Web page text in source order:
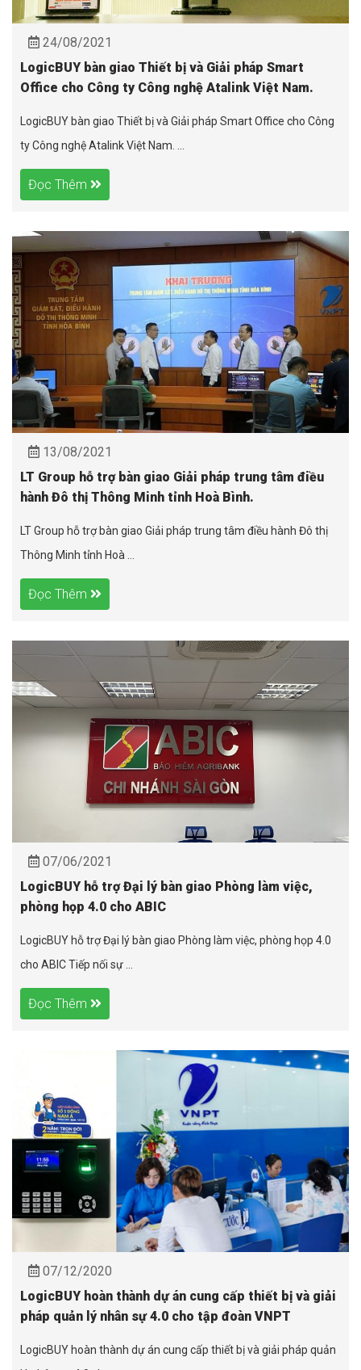
24/08/2021
LogicBUY bàn giao Thiết bị và Giải pháp Smart
Office cho Công ty Công nghệ Atalink Việt Nam.
LogicBUY bàn giao Thiết bị và Giải pháp Smart Office cho Công
ty Công nghệ Atalink Việt Nam. ...
Đọc Thêm
13/08/2021
LT Group hỗ trợ bàn giao Giải pháp trung tâm điều
hành Đô thị Thông Minh tỉnh Hoà Bình.
LT Group hỗ trợ bàn giao Giải pháp trung tâm điều hành Đô thị
Thông Minh tỉnh Hoà ...
Đọc Thêm
07/06/2021
LogicBUY hỗ trợ Đại lý bàn giao Phòng làm việc,
phòng họp 4.0 cho ABIC
LogicBUY hỗ trợ Đại lý bàn giao Phòng làm việc, phòng họp 4.0
cho ABIC Tiếp nối sự ...
Đọc Thêm
07/12/2020
LogicBUY hoàn thành dự án cung cấp thiết bị và giải
pháp quản lý nhân sự 4.0 cho tập đoàn VNPT
LogicBUY hoàn thành dự án cung cấp thiết bị và giải pháp quản